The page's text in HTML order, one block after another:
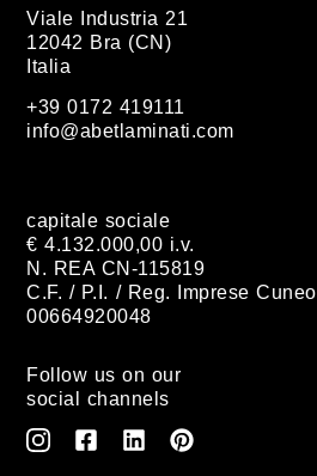
Viale Industria 21
12042 Bra (CN)
Italia
+39 0172 419111
info@abetlaminati.com
capitale sociale
€ 4.132.000,00 i.v.
N. REA CN-115819
C.F. / P.I. / Reg. Imprese Cuneo
00664920048
Follow us on our
social channels